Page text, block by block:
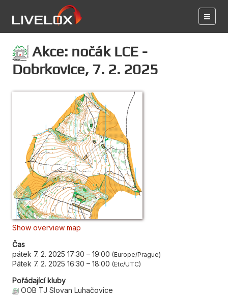
Akce: nočák LCE -
Dobrkovice, 7. 2. 2025
Show overview map
Čas
pátek 7. 2. 2025 17:30 – 19:00 Europe/Prague
Pátek 7. 2. 2025 16:30 – 18:00 Etc/UTC
Pořádající kluby
OOB TJ Slovan Luhačovice